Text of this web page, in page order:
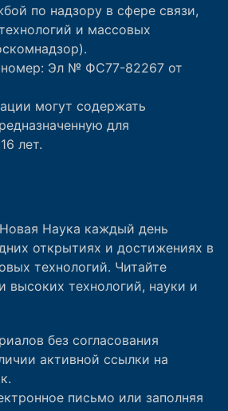
по надзору в сфере связи,
и массовых
номер: Эл № ФС77-82267 от
могут содержать
для
лет.
Наука каждый день
открытиях и достижениях в
технологий. Читайте
высоких технологий, науки и
без согласования
активной ссылки на
письмо или заполняя